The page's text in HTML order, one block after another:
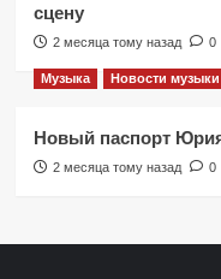
сцену
2 месяца тому назад 0
Музыка Новости музыки
Новый паспорт
2 месяца тому назад 0